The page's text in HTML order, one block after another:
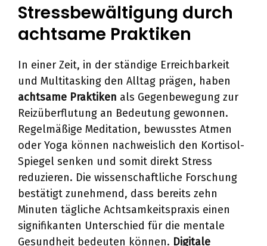
Stressbewältigung durch
achtsame Praktiken
In einer Zeit, in der ständige Erreichbarkeit
und Multitasking den Alltag prägen, haben
achtsame Praktiken als Gegenbewegung zur
Reizüberflutung an Bedeutung gewonnen.
Regelmäßige Meditation, bewusstes Atmen
oder Yoga können nachweislich den Kortisol-
Spiegel senken und somit direkt Stress
reduzieren. Die wissenschaftliche Forschung
bestätigt zunehmend, dass bereits zehn
Minuten tägliche Achtsamkeitspraxis einen
signifikanten Unterschied für die mentale
Gesundheit bedeuten können. Digitale